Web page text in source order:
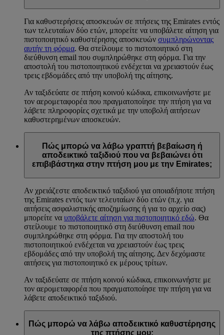
Για καθυστερήσεις αποσκευών σε πτήσεις της Emirates εντός
των τελευταίων δύο ετών, μπορείτε να υποβάλετε αίτηση για
πιστοποιητικό καθυστέρησης αποσκευών συμπληρώνοντας
αυτήν τη φόρμα. Θα στείλουμε το πιστοποιητικό στη
διεύθυνση email που συμπληρώθηκε στη φόρμα. Για την
αποστολή του πιστοποιητικού ενδέχεται να χρειαστούν έως
τρεις εβδομάδες από την υποβολή της αίτησης.
Αν ταξιδεύατε σε πτήση κοινού κώδικα, επικοινωνήστε με
τον αερομεταφορέα που πραγματοποίησε την πτήση για να
λάβετε πληροφορίες σχετικά με την υποβολή αιτήσεων
καθυστερημένων αποσκευών.
Πώς μπορώ να λάβω γραπτή βεβαίωση ή
αποδεικτικό ταξιδιού που να βεβαιώνει ότι
επιβιβάστηκα στην πτήση μου με την Emirates;
Αν χρειάζεστε αποδεικτικό ταξιδιού για οποιαδήποτε πτήση
της Emirates εντός των τελευταίων δύο ετών (π.χ. για
αιτήσεις ασφαλιστικής αποζημίωσης ή για το αρχείο σας)
μπορείτε να υποβάλετε αίτηση για πιστοποιητικό εδώ. Θα
στείλουμε το πιστοποιητικό στη διεύθυνση email που
συμπληρώθηκε στη φόρμα. Για την αποστολή του
πιστοποιητικού ενδέχεται να χρειαστούν έως τρεις
εβδομάδες από την υποβολή της αίτησης. Δεν δεχόμαστε
αιτήσεις για πιστοποιητικό εκ μέρους τρίτων.
Αν ταξιδεύατε σε πτήση κοινού κώδικα, επικοινωνήστε με
τον αερομεταφορέα που πραγματοποίησε την πτήση για να
λάβετε αποδεικτικό ταξιδιού.
Πώς μπορώ να λάβω αποδεικτικό καθυστέρησης
της πτήσης μου;